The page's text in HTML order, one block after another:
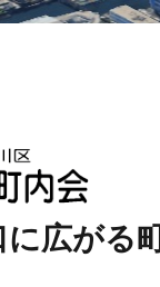
に広がる